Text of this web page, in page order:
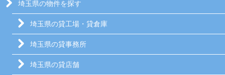
埼玉県の物件を探す
埼玉県の貸工場・貸倉庫
埼玉県の貸事務所
埼玉県の貸店舗